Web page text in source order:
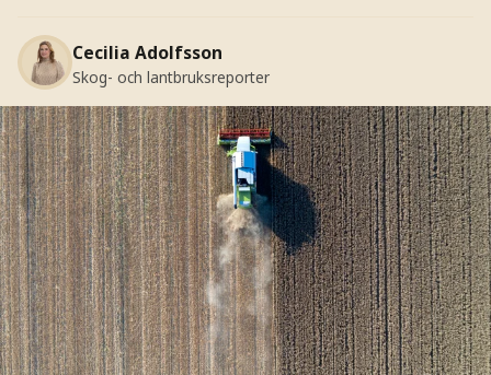
Cecilia Adolfsson
Skog- och lantbruksreporter